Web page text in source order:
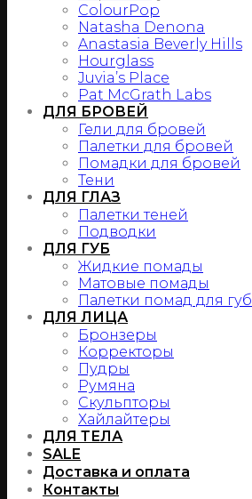
ColourPop
Natasha Denona
Anastasia Beverly Hills
Hourglass
Juvia’s Place
Pat McGrath Labs
ДЛЯ БРОВЕЙ
Гели для бровей
Палетки для бровей
Помадки для бровей
Тени
ДЛЯ ГЛАЗ
Палетки теней
Подводки
ДЛЯ ГУБ
Жидкие помады
Матовые помады
Палетки помад для губ
ДЛЯ ЛИЦА
Бронзеры
Корректоры
Пудры
Румяна
Скульпторы
Хайлайтеры
ДЛЯ ТЕЛА
SALE
Доставка и оплата
Контакты